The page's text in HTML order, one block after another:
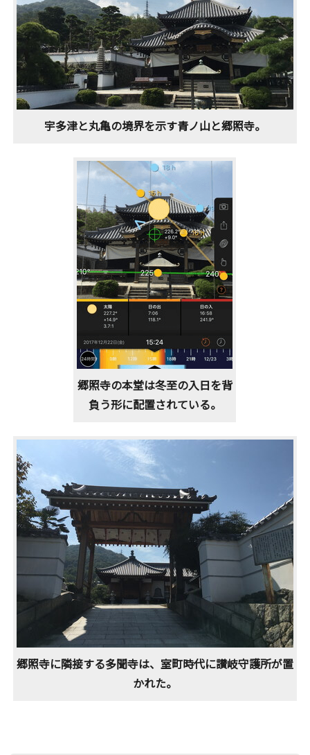
宇多津と丸亀の境界を示す青ノ山と郷照寺。
郷照寺の本堂は冬至の入日を背
負う形に配置されている。
郷照寺に隣接する多聞寺は、室町時代に讃岐守護所が置
かれた。